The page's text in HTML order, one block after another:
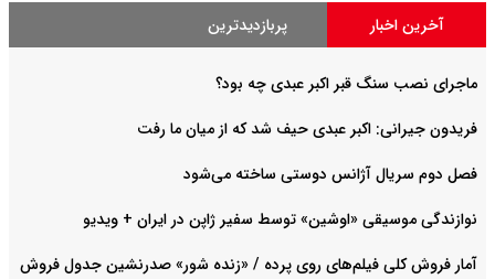
آخرین اخبار پربازدیدترین
ماجرای نصب سنگ قبر اکبر عبدی چه بود؟
فریدون جیرانی: اکبر عبدی حیف شد که از میان ما رفت
فصل دوم سریال آژانس دوستی ساخته می‌شود
نوازندگی موسیقی «اوشین» توسط سفیر ژاپن در ایران + ویدیو
آمار فروش کلی فیلم‌های روی پرده / «زنده شور» صدرنشین جدول فروش